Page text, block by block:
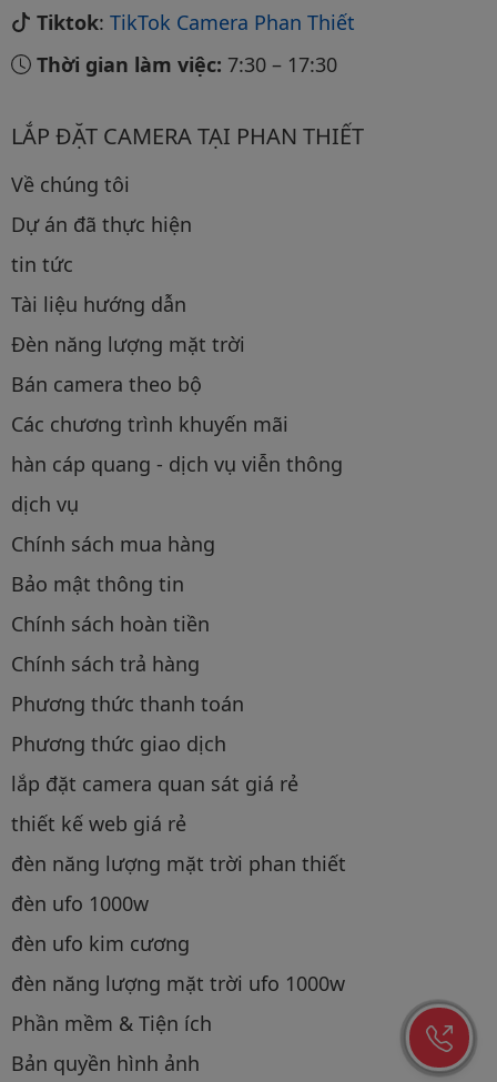
Tiktok: TikTok Camera Phan Thiết
Thời gian làm việc: 7:30 – 17:30
LẮP ĐẶT CAMERA TẠI PHAN THIẾT
Về chúng tôi
Dự án đã thực hiện
tin tức
Tài liệu hướng dẫn
Đèn năng lượng mặt trời
Bán camera theo bộ
Các chương trình khuyến mãi
hàn cáp quang - dịch vụ viễn thông
dịch vụ
Chính sách mua hàng
Bảo mật thông tin
Chính sách hoàn tiền
Chính sách trả hàng
Phương thức thanh toán
Phương thức giao dịch
lắp đặt camera quan sát giá rẻ
thiết kế web giá rẻ
đèn năng lượng mặt trời phan thiết
đèn ufo 1000w
đèn ufo kim cương
đèn năng lượng mặt trời ufo 1000w
Phần mềm & Tiện ích
Bản quyền hình ảnh